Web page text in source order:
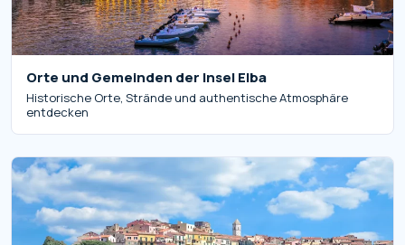
Orte und Gemeinden der Insel Elba
Historische Orte, Strände und authentische Atmosphäre
entdecken